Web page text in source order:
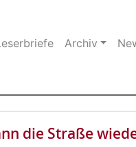
Archiv
die Straße